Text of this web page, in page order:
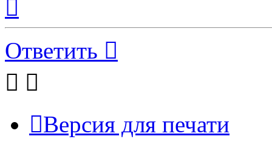
началу
Ответить
Версия для печати